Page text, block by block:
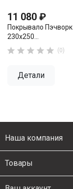
11 080 ₽
Покрывало Пэчворк
230х250...
     (0)
Детали
Наша компания
Товары